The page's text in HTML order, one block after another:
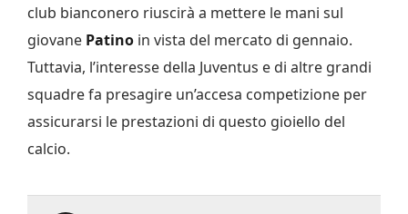
club bianconero riuscirà a mettere le mani sul
giovane Patino in vista del mercato di gennaio.
Tuttavia, l’interesse della Juventus e di altre grandi
squadre fa presagire un’accesa competizione per
assicurarsi le prestazioni di questo gioiello del
calcio.